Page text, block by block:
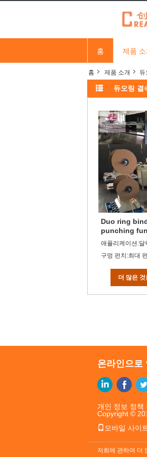
홈 제품 소
홈 제품 소개 듀
듀오링 결
Duo ring
punching
애플리케이션:달
구멍 펀치:최대
더 많은
온라인으로
개인 정보 정책
Copyright ©
모바일 사이
저희에 관하여 더